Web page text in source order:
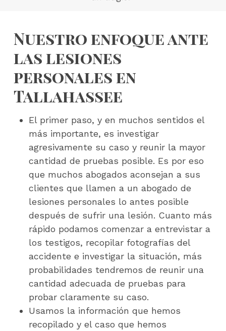
Nuestro enfoque ante
las lesiones
personales en
Tallahassee
El primer paso, y en muchos sentidos el
más importante, es investigar
agresivamente su caso y reunir la mayor
cantidad de pruebas posible. Es por eso
que muchos abogados aconsejan a sus
clientes que llamen a un abogado de
lesiones personales lo antes posible
después de sufrir una lesión. Cuanto más
rápido podamos comenzar a entrevistar a
los testigos, recopilar fotografías del
accidente e investigar la situación, más
probabilidades tendremos de reunir una
cantidad adecuada de pruebas para
probar claramente su caso.
Usamos la información que hemos
recopilado y el caso que hemos